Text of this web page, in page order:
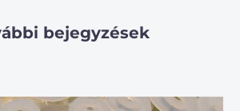
bejegyzések